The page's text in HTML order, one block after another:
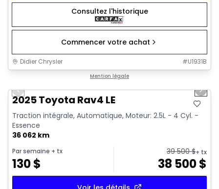
Consultez l'historique
Commencer votre achat
Didier Chrysler #U1931B
Mention légale
Previous slide Next
2025 Toyota Rav4 LE
Traction intégrale, Automatique, Moteur: 2.5L - 4 Cyl. -
Essence
36 062 km
Par semaine + tx
130$
39 500$+ tx
38 500$